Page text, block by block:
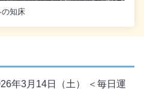
の知床
年3月14日（土） ＜毎日運